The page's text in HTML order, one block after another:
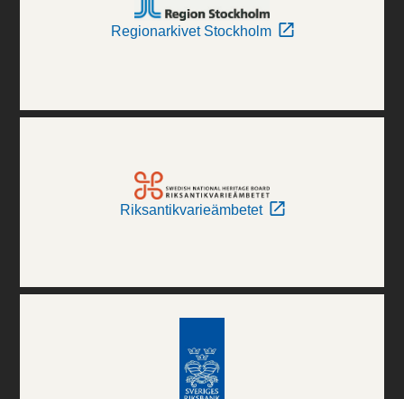
Regionarkivet Stockholm
Riksantikvarieämbetet